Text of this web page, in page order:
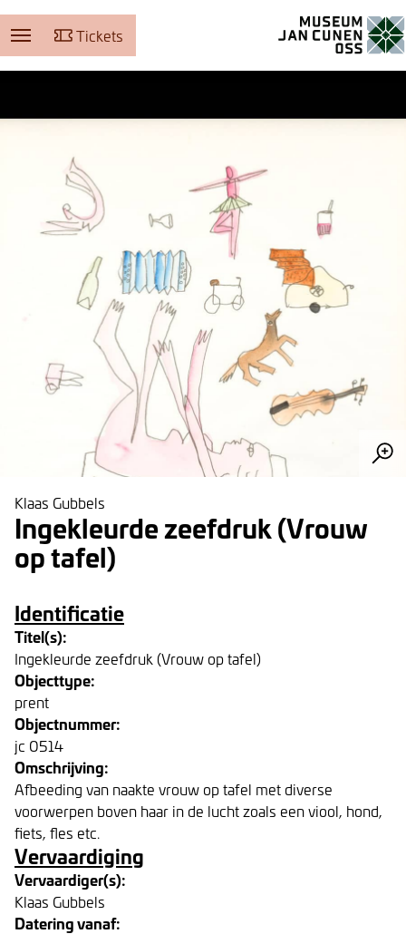
Tickets
Klaas Gubbels
Ingekleurde zeefdruk (Vrouw
op tafel)
Identificatie
Titel(s):
Ingekleurde zeefdruk (Vrouw op tafel)
Objecttype:
prent
Objectnummer:
jc 0514
Omschrijving:
Afbeeding van naakte vrouw op tafel met diverse
voorwerpen boven haar in de lucht zoals een viool, hond,
fiets, fles etc.
Vervaardiging
Vervaardiger(s):
Klaas Gubbels
Datering vanaf: